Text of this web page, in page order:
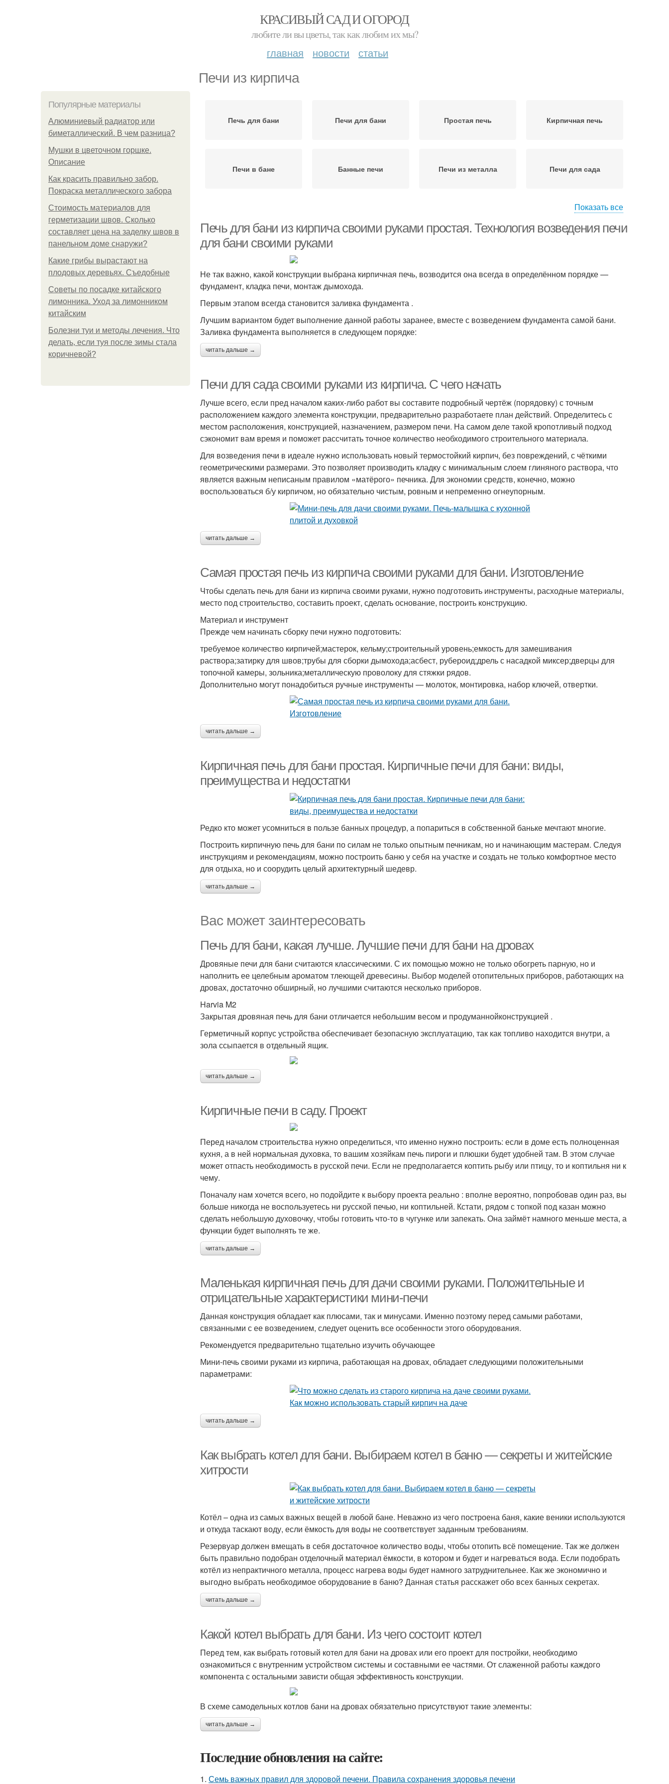
КРАСИВЫЙ САД И ОГОРОД
любите ли вы цветы, так как любим их мы?
главная новости статьи
Печи из кирпича
Популярные материалы
Алюминиевый радиатор или
биметаллический. В чем разница?
Мушки в цветочном горшке.
Описание
Как красить правильно забор.
Покраска металлического забора
Стоимость материалов для
герметизации швов. Сколько
составляет цена на заделку швов в
панельном доме снаружи?
Какие грибы вырастают на
плодовых деревьях. Съедобные
Советы по посадке китайского
лимонника. Уход за лимонником
китайским
Болезни туи и методы лечения. Что
делать, если туя после зимы стала
коричневой?
Печь для бани Печи для бани Простая печь Кирпичная печь
Печи в бане Банные печи Печи из металла Печи для сада
Показать все
Печь для бани из кирпича своими руками простая. Технология возведения печи
для бани своими руками
Не так важно, какой конструкции выбрана кирпичная печь, возводится она всегда в определённом порядке —
фундамент, кладка печи, монтаж дымохода.
Первым этапом всегда становится заливка фундамента .
Лучшим вариантом будет выполнение данной работы заранее, вместе с возведением фундамента самой бани.
Заливка фундамента выполняется в следующем порядке:
читать дальше →
Печи для сада своими руками из кирпича. С чего начать
Лучше всего, если пред началом каких-либо работ вы составите подробный чертёж (порядовку) с точным
расположением каждого элемента конструкции, предварительно разработаете план действий. Определитесь с
местом расположения, конструкцией, назначением, размером печи. На самом деле такой кропотливый подход
сэкономит вам время и поможет рассчитать точное количество необходимого строительного материала.
Для возведения печи в идеале нужно использовать новый термостойкий кирпич, без повреждений, с чёткими
геометрическими размерами. Это позволяет производить кладку с минимальным слоем глиняного раствора, что
является важным неписаным правилом «матёрого» печника. Для экономии средств, конечно, можно
воспользоваться б/у кирпичом, но обязательно чистым, ровным и непременно огнеупорным.
читать дальше →
Самая простая печь из кирпича своими руками для бани. Изготовление
Чтобы сделать печь для бани из кирпича своими руками, нужно подготовить инструменты, расходные материалы,
место под строительство, составить проект, сделать основание, построить конструкцию.
Материал и инструмент
Прежде чем начинать сборку печи нужно подготовить:
требуемое количество кирпичей;мастерок, кельму;строительный уровень;емкость для замешивания
раствора;затирку для швов;трубы для сборки дымохода;асбест, рубероид;дрель с насадкой миксер;дверцы для
топочной камеры, зольника;металлическую проволоку для стяжки рядов.
Дополнительно могут понадобиться ручные инструменты — молоток, монтировка, набор ключей, отвертки.
читать дальше →
Кирпичная печь для бани простая. Кирпичные печи для бани: виды,
преимущества и недостатки
Редко кто может усомниться в пользе банных процедур, а попариться в собственной баньке мечтают многие.
Построить кирпичную печь для бани по силам не только опытным печникам, но и начинающим мастерам. Следуя
инструкциям и рекомендациям, можно построить баню у себя на участке и создать не только комфортное место
для отдыха, но и соорудить целый архитектурный шедевр.
читать дальше →
Вас может заинтересовать
Печь для бани, какая лучше. Лучшие печи для бани на дровах
Дровяные печи для бани считаются классическими. С их помощью можно не только обогреть парную, но и
наполнить ее целебным ароматом тлеющей древесины. Выбор моделей отопительных приборов, работающих на
дровах, достаточно обширный, но лучшими считаются несколько приборов.
Harvia M2
Закрытая дровяная печь для бани отличается небольшим весом и продуманнойконструкцией .
Герметичный корпус устройства обеспечивает безопасную эксплуатацию, так как топливо находится внутри, а
зола ссыпается в отдельный ящик.
читать дальше →
Кирпичные печи в саду. Проект
Перед началом строительства нужно определиться, что именно нужно построить: если в доме есть полноценная
кухня, а в ней нормальная духовка, то вашим хозяйкам печь пироги и плюшки будет удобней там. В этом случае
может отпасть необходимость в русской печи. Если не предполагается коптить рыбу или птицу, то и коптильня ни к
чему.
Поначалу нам хочется всего, но подойдите к выбору проекта реально : вполне вероятно, попробовав один раз, вы
больше никогда не воспользуетесь ни русской печью, ни коптильней. Кстати, рядом с топкой под казан можно
сделать небольшую духовочку, чтобы готовить что-то в чугунке или запекать. Она займёт намного меньше места, а
функции будет выполнять те же.
читать дальше →
Маленькая кирпичная печь для дачи своими руками. Положительные и
отрицательные характеристики мини-печи
Данная конструкция обладает как плюсами, так и минусами. Именно поэтому перед самыми работами,
связанными с ее возведением, следует оценить все особенности этого оборудования.
Рекомендуется предварительно тщательно изучить обучающее
Мини-печь своими руками из кирпича, работающая на дровах, обладает следующими положительными
параметрами:
читать дальше →
Как выбрать котел для бани. Выбираем котел в баню — секреты и житейские
хитрости
Котёл – одна из самых важных вещей в любой бане. Неважно из чего построена баня, какие веники используются
и откуда таскают воду, если ёмкость для воды не соответствует заданным требованиям.
Резервуар должен вмещать в себя достаточное количество воды, чтобы отопить всё помещение. Так же должен
быть правильно подобран отделочный материал ёмкости, в котором и будет и нагреваться вода. Если подобрать
котёл из непрактичного металла, процесс нагрева воды будет намного затруднительнее. Как же экономично и
выгодно выбрать необходимое оборудование в баню? Данная статья расскажет обо всех банных секретах.
читать дальше →
Какой котел выбрать для бани. Из чего состоит котел
Перед тем, как выбрать готовый котел для бани на дровах или его проект для постройки, необходимо
ознакомиться с внутренним устройством системы и составными ее частями. От слаженной работы каждого
компонента с остальными зависти общая эффективность конструкции.
В схеме самодельных котлов бани на дровах обязательно присутствуют такие элементы:
читать дальше →
Последние обновления на сайте:
1. Семь важных правил для здоровой печени. Правила сохранения здоровья печени